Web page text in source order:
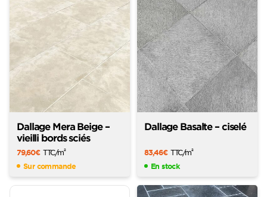
Dallage Mera Beige –
vieilli bords sciés
79,60€ TTC/m2
Sur commande
Dallage Basalte – ciselé
83,46€ TTC/m2
En stock